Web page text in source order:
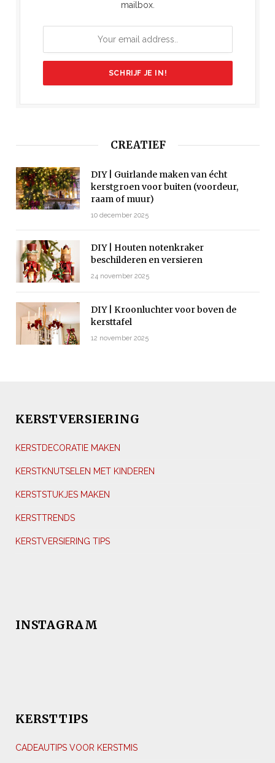
mailbox.
CREATIEF
DIY | Guirlande maken van écht
kerstgroen voor buiten (voordeur,
raam of muur)
10 december 2025
DIY | Houten notenkraker
beschilderen en versieren
24 november 2025
DIY | Kroonluchter voor boven de
kersttafel
12 november 2025
KERSTVERSIERING
KERSTDECORATIE MAKEN
KERSTKNUTSELEN MET KINDEREN
KERSTSTUKJES MAKEN
KERSTTRENDS
KERSTVERSIERING TIPS
INSTAGRAM
KERSTTIPS
CADEAUTIPS VOOR KERSTMIS